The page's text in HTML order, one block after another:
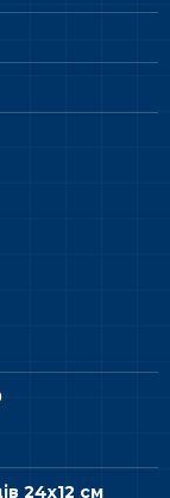
24х12 см